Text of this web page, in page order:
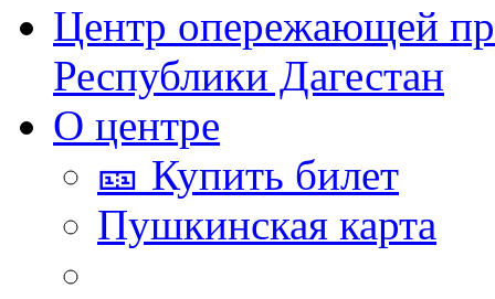
Центр опережающей
Республики Дагестан
О центре
🎫 Купить билет
Пушкинская карта